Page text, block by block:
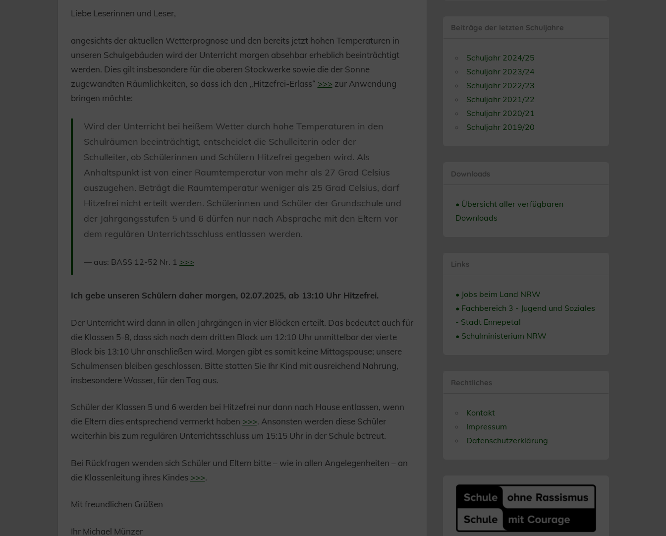
Liebe Leserinnen und Leser,
angesichts der aktuellen Wetterprognose und den bereits jetzt hohen Temperaturen in
unseren Schulgebäuden wird der Unterricht morgen absehbar erheblich beeinträchtigt
werden. Dies gilt insbesondere für die oberen Stockwerke sowie die der Sonne
zugewandten Räumlichkeiten, so dass ich den „Hitzefrei-Erlass“ >>> zur Anwendung
bringen möchte:
Wird der Unterricht bei heißem Wetter durch hohe Temperaturen in den
Schulräumen beeinträchtigt, entscheidet die Schulleiterin oder der
Schulleiter, ob Schülerinnen und Schülern Hitzefrei gegeben wird. Als
Anhaltspunkt ist von einer Raumtemperatur von mehr als 27 Grad Celsius
auszugehen. Beträgt die Raumtemperatur weniger als 25 Grad Celsius, darf
Hitzefrei nicht erteilt werden. Schülerinnen und Schüler der Grundschule und
der Jahrgangsstufen 5 und 6 dürfen nur nach Absprache mit den Eltern vor
dem regulären Unterrichtsschluss entlassen werden.
aus: BASS 12-52 Nr. 1 >>>
Ich gebe unseren Schülern daher morgen, 02.07.2025, ab 13:10 Uhr Hitzefrei.
Der Unterricht wird dann in allen Jahrgängen in vier Blöcken erteilt. Das bedeutet auch für
die Klassen 5-8, dass sich nach dem dritten Block um 12:10 Uhr unmittelbar der vierte
Block bis 13:10 Uhr anschließen wird. Morgen gibt es somit keine Mittagspause; unsere
Schulmensen bleiben geschlossen. Bitte statten Sie Ihr Kind mit ausreichend Nahrung,
insbesondere Wasser, für den Tag aus.
Schüler der Klassen 5 und 6 werden bei Hitzefrei nur dann nach Hause entlassen, wenn
die Eltern dies entsprechend vermerkt haben >>>. Ansonsten werden diese Schüler
weiterhin bis zum regulären Unterrichtsschluss um 15:15 Uhr in der Schule betreut.
Bei Rückfragen wenden sich Schüler und Eltern bitte – wie in allen Angelegenheiten – an
die Klassenleitung ihres Kindes >>>.
Mit freundlichen Grüßen
Ihr Michael Münzer
Beiträge der letzten Schuljahre
Schuljahr 2024/25
Schuljahr 2023/24
Schuljahr 2022/23
Schuljahr 2021/22
Schuljahr 2020/21
Schuljahr 2019/20
Downloads
• Übersicht aller verfügbaren
Downloads
Links
• Jobs beim Land NRW
• Fachbereich 3 - Jugend und Soziales
- Stadt Ennepetal
• Schulministerium NRW
Rechtliches
Kontakt
Impressum
Datenschutzerklärung